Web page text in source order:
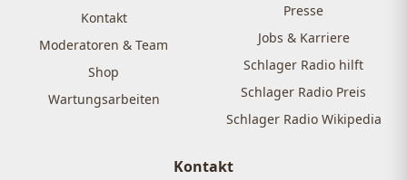
Kontakt
Moderatoren & Team
Shop
Wartungsarbeiten
Presse
Jobs & Karriere
Schlager Radio hilft
Schlager Radio Preis
Schlager Radio Wikipedia
Kontakt